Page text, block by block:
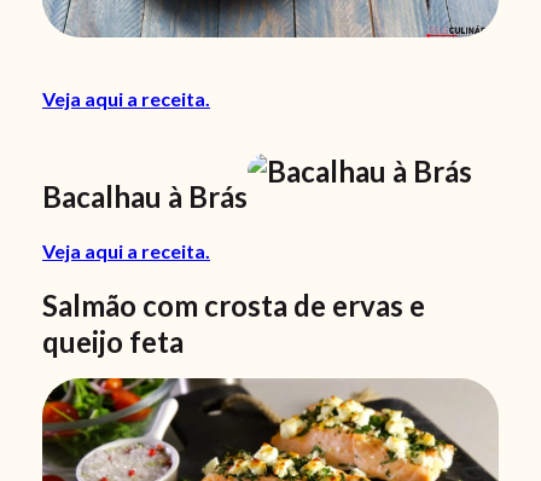
Veja aqui a receita.
Bacalhau à Brás
Veja aqui a receita.
Salmão com crosta de ervas e
queijo feta